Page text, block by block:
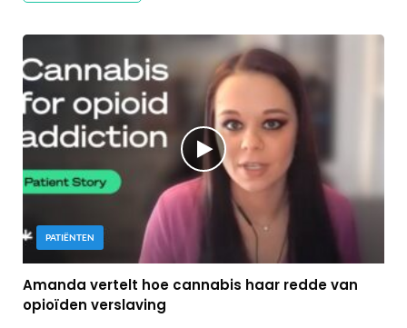
PATIËNTEN
Amanda vertelt hoe cannabis haar redde van
opioïden verslaving